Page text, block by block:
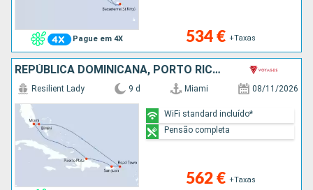
Pague em 4X 534 € +Taxas
REPÚBLICA DOMINICANA, PORTO RICO, TORTOLA, BAHAMAS, ESTADOS UNIDOS
Resilient Lady 9 d Miami 08/11/2026
562 € +Taxas
WiFi standard incluído*
Pensão completa